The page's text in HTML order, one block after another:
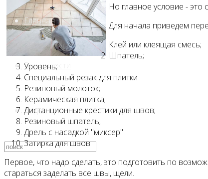
Главная
Все новости
Видео
Но главное условие - это
Для начала приведем
Клей или клеящая смесь;
Шпатель;
Уровень;
Специальный резак для плитки
Резиновый молоток;
Керамическая плитка;
Дистанционные крестики для швов;
Резиновый шпатель;
Дрель с насадкой "миксер"
Затирка для швов
Первое, что надо сделать, это подготовить по
стараться заделать все швы, щели.